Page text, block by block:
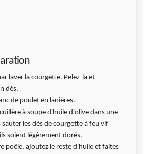
laver la courgette. Pelez-la et
dés.
de poulet en lanières.
à soupe d'huile d'olive dans une
sauter les dés de courgette à feu vif
soient légèrement dorés.
poêle, ajoutez le reste d'huile et faites